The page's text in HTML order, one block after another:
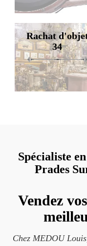
Rachat
34
Spécialiste
Prades
Vendez
Chez MEDOU